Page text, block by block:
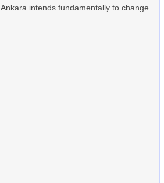
intends fundamentally to change